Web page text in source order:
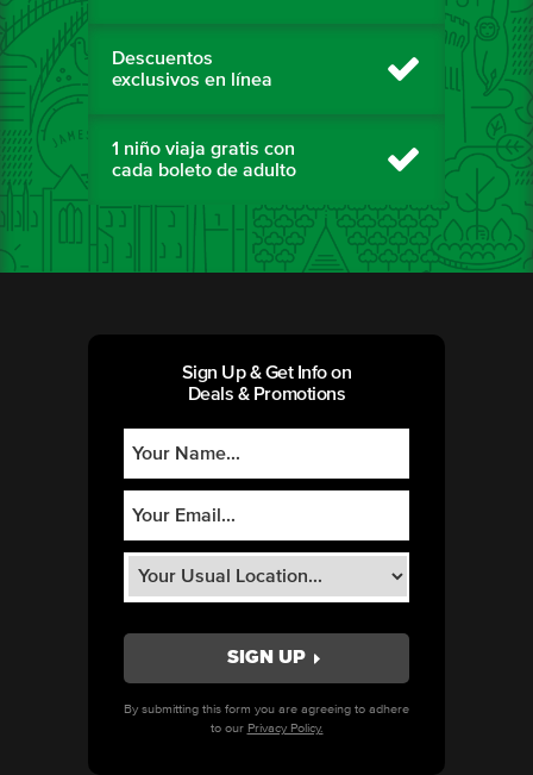
Descuentos
exclusivos en línea
1 niño viaja gratis con
cada boleto de adulto
Sign Up & Get Info on
Deals & Promotions
By submitting this form you are agreeing to adhere
to our Privacy Policy.